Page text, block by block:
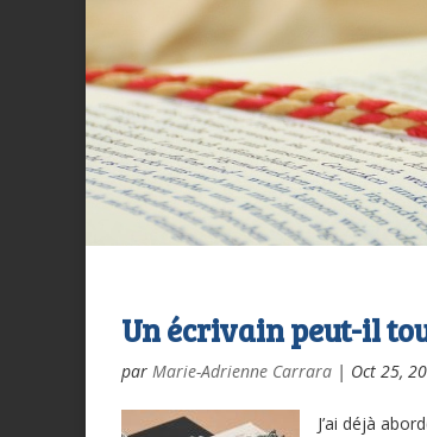
Un écrivain peut-il
par Marie-Adrienne Carrara | Oct 25,
J’ai déjà